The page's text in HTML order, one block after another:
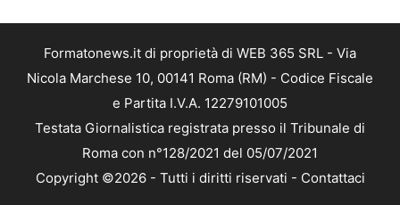
Formatonews.it di proprietà di WEB 365 SRL - Via
Nicola Marchese 10, 00141 Roma (RM) - Codice Fiscale
e Partita I.V.A. 12279101005
Testata Giornalistica registrata presso il Tribunale di
Roma con n°128/2021 del 05/07/2021
Copyright ©2026 - Tutti i diritti riservati - Contattaci